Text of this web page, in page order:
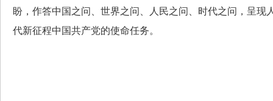
盼，作答中国之问、世界之问、人民之问、时代之问，呈现
代新征程中国共产党的使命任务。